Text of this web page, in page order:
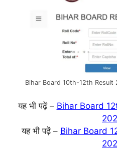
Bihar Board 10th-12th Result
यह भी पढ़ें – Bihar Board
यह भी पढ़ें – Bihar Board